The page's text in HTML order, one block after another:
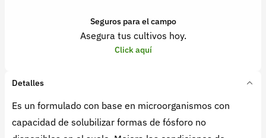
Seguros para el campo
Asegura tus cultivos hoy.
Click aquí
Detalles
Es un formulado con base en microorganismos con
capacidad de solubilizar formas de fósforo no